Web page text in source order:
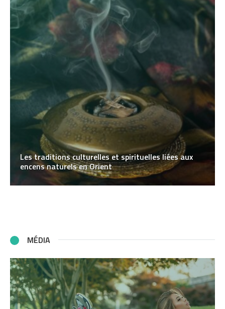
Les traditions culturelles et spirituelles liées aux
encens naturels en Orient
MÉDIA